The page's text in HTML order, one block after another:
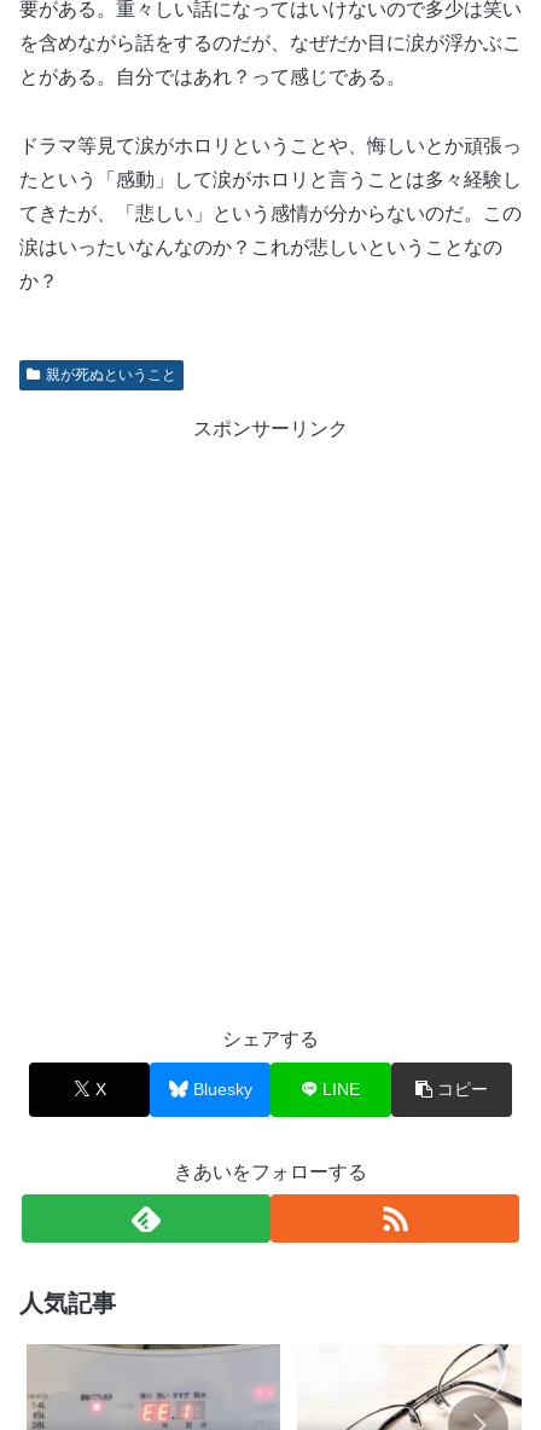
要がある。重々しい話になってはいけないので多少は笑い
を含めながら話をするのだが、なぜだか目に涙が浮かぶこ
とがある。自分ではあれ？って感じである。
ドラマ等見て涙がホロリということや、悔しいとか頑張っ
たという「感動」して涙がホロリと言うことは多々経験し
てきたが、「悲しい」という感情が分からないのだ。この
涙はいったいなんなのか？これが悲しいということなの
か？
親が死ぬということ
スポンサーリンク
シェアする
X Bluesky LINE コピー
きあいをフォローする
人気記事